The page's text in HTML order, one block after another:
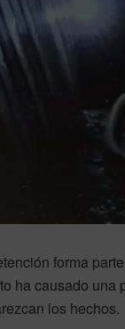
forma
ha causado una
los hechos.